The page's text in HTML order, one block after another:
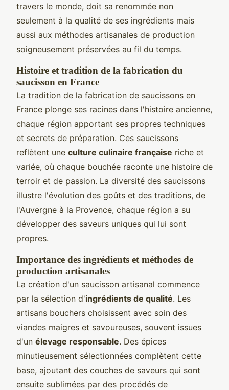
travers le monde, doit sa renommée non
seulement à la qualité de ses ingrédients mais
aussi aux méthodes artisanales de production
soigneusement préservées au fil du temps.
Histoire et tradition de la fabrication du
saucisson en France
La tradition de la fabrication de saucissons en
France plonge ses racines dans l'histoire ancienne,
chaque région apportant ses propres techniques
et secrets de préparation. Ces saucissons
reflètent une culture culinaire française riche et
variée, où chaque bouchée raconte une histoire de
terroir et de passion. La diversité des saucissons
illustre l'évolution des goûts et des traditions, de
l'Auvergne à la Provence, chaque région a su
développer des saveurs uniques qui lui sont
propres.
Importance des ingrédients et méthodes de
production artisanales
La création d'un saucisson artisanal commence
par la sélection d'ingrédients de qualité. Les
artisans bouchers choisissent avec soin des
viandes maigres et savoureuses, souvent issues
d'un élevage responsable. Des épices
minutieusement sélectionnées complètent cette
base, ajoutant des couches de saveurs qui sont
ensuite sublimées par des procédés de